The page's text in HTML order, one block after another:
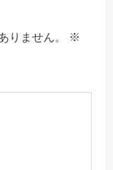
ません。
※